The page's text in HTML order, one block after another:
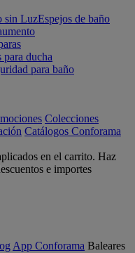
sin LuzEspejos de baño
para ducha
para baño
Colecciones
Catálogos Conforama
en el carrito. Haz
e importes
App Conforama Baleares